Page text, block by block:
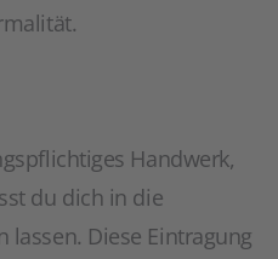
Handwerk,
du dich in die
lassen. Diese Eintragung